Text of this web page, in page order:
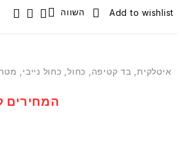
השווה
איטלקית, בד קטיפה, כחול, כחול נייבי, מטר,
המחירים